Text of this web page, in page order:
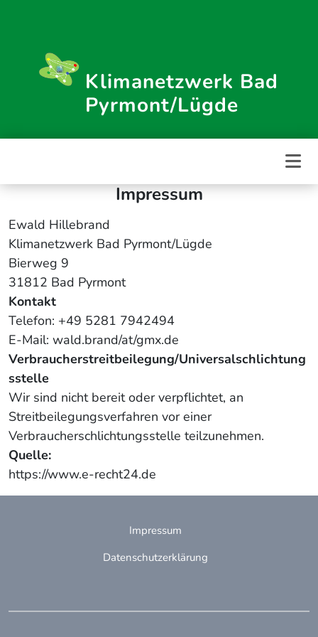
Klimanetzwerk Bad
Pyrmont/Lügde
Impressum
Ewald Hillebrand
Klimanetzwerk Bad Pyrmont/Lügde
Bierweg 9
31812 Bad Pyrmont
Kontakt
Telefon: +49 5281 7942494
E-Mail: wald.brand/at/gmx.de
Verbraucherstreitbeilegung/Universalschlichtung
sstelle
Wir sind nicht bereit oder verpflichtet, an
Streitbeilegungsverfahren vor einer
Verbraucherschlichtungsstelle teilzunehmen.
Quelle:
https://www.e-recht24.de
Impressum
Datenschutzerklärung